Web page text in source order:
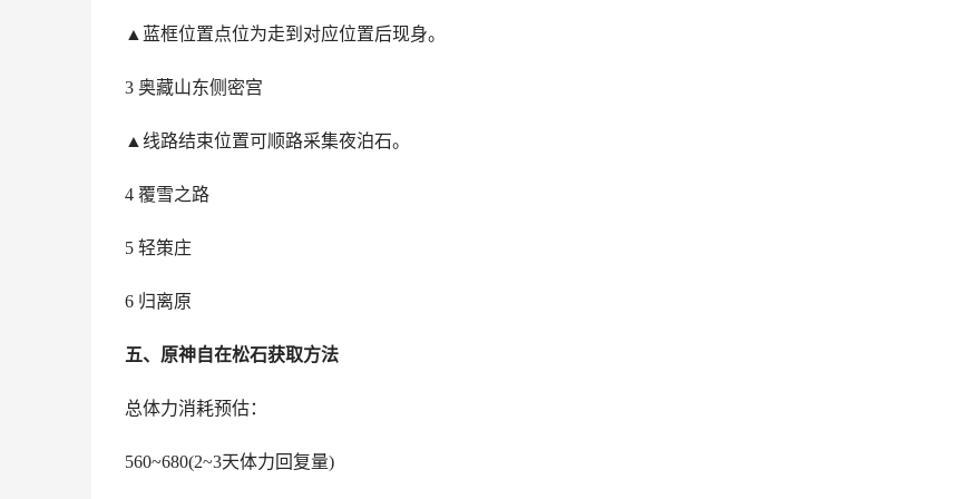
▲蓝框位置点位为走到对应位置后现身。
3 奥藏山东侧密宫
▲线路结束位置可顺路采集夜泊石。
4 覆雪之路
5 轻策庄
6 归离原
五、原神自在松石获取方法
总体力消耗预估：
560~680(2~3天体力回复量)